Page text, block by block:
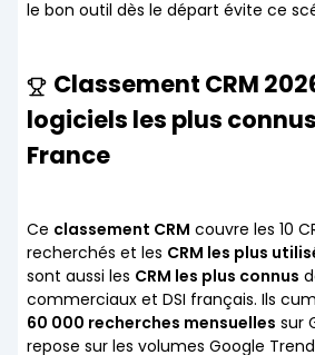
le bon outil dès le départ évite ce
Classement CRM
logiciels les plus
France
Ce classement CRM couvre les 10
recherchés et les CRM les plus
sont aussi les CRM les plus connus
commerciaux et DSI français. Ils
60 000 recherches mensuelles sur
repose sur les volumes Google